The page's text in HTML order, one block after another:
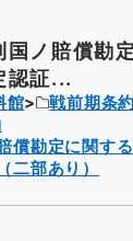
国ノ賠償勘
認証...
館
戦前期条
償勘定に関す
二部あり）